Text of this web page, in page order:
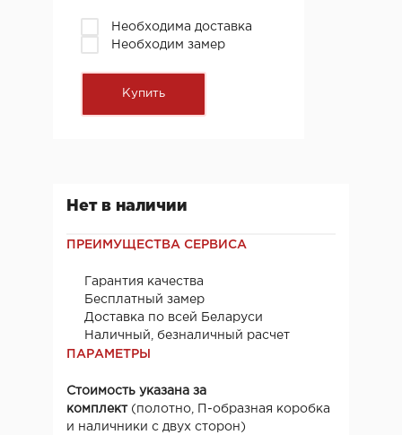
Необходима доставка
Необходим замер
Нет в наличии
ПРЕИМУЩЕСТВА СЕРВИСА
Гарантия качества
Бесплатный замер
Доставка по всей Беларуси
Наличный, безналичный расчет
ПАРАМЕТРЫ
Стоимость указана за
комплект(полотно, П-образная коробка
и наличники с двух сторон)